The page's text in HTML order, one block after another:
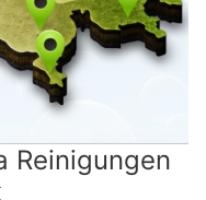
Reinigungen